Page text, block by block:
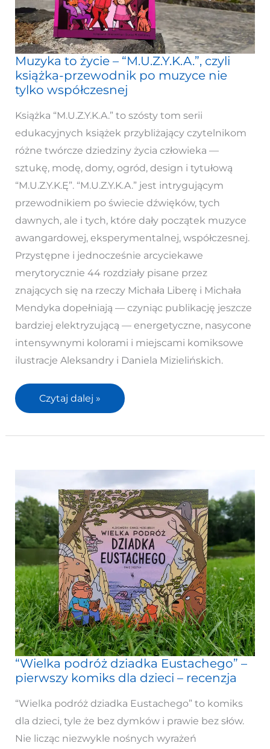
Muzyka to życie – “M.U.Z.Y.K.A.”, czyli
książka-przewodnik po muzyce nie
tylko współczesnej
Książka “M.U.Z.Y.K.A.” to szósty tom serii
edukacyjnych książek przybliżający czytelnikom
różne twórcze dziedziny życia człowieka —
sztukę, modę, domy, ogród, design i tytułową
“M.U.Z.Y.K.Ę”. “M.U.Z.Y.K.A.” jest intrygującym
przewodnikiem po świecie dźwięków, tych
dawnych, ale i tych, które dały początek muzyce
awangardowej, eksperymentalnej, współczesnej.
Przystępne i jednocześnie arcyciekawe
merytorycznie 44 rozdziały pisane przez
znających się na rzeczy Michała Liberę i Michała
Mendyka dopełniają — czyniąc publikację jeszcze
bardziej elektryzującą — energetyczne, nasycone
intensywnymi kolorami i miejscami komiksowe
ilustracje Aleksandry i Daniela Mizielińskich.
Muzyka
to
życie
–
“M.U.Z.Y.K.A.”,
czyli
książka-
przewodnik
po
muzyce
nie
tylko
współczesnej
Czytaj dalej »
“Wielka podróż dziadka Eustachego” –
pierwszy komiks dla dzieci – recenzja
“Wielka podróż dziadka Eustachego” to komiks
dla dzieci, tyle że bez dymków i prawie bez słów.
Nie licząc niezwykle nośnych wyrażeń
“Wielka
podróż
dziadka
Eustachego”
–